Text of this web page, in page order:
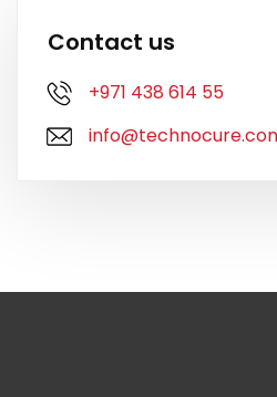
Contact us
+971 438 614 55